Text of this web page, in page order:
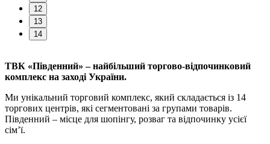
12
13
14
ТВК «Південний» – найбільший торгово-відпочинковий
комплекс на заході України.
Ми унікальний торговий комплекс, який складається із 14
торгових центрів, які сегментовані за групами товарів.
Південний – місце для шопінгу, розваг та відпочинку усієї
сім’ї.